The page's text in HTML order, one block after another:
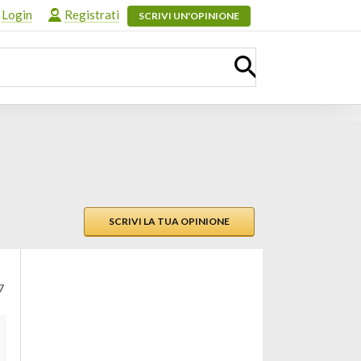
Login Registrati SCRIVI UN'OPINIONE
SCRIVI LA TUA OPINIONE